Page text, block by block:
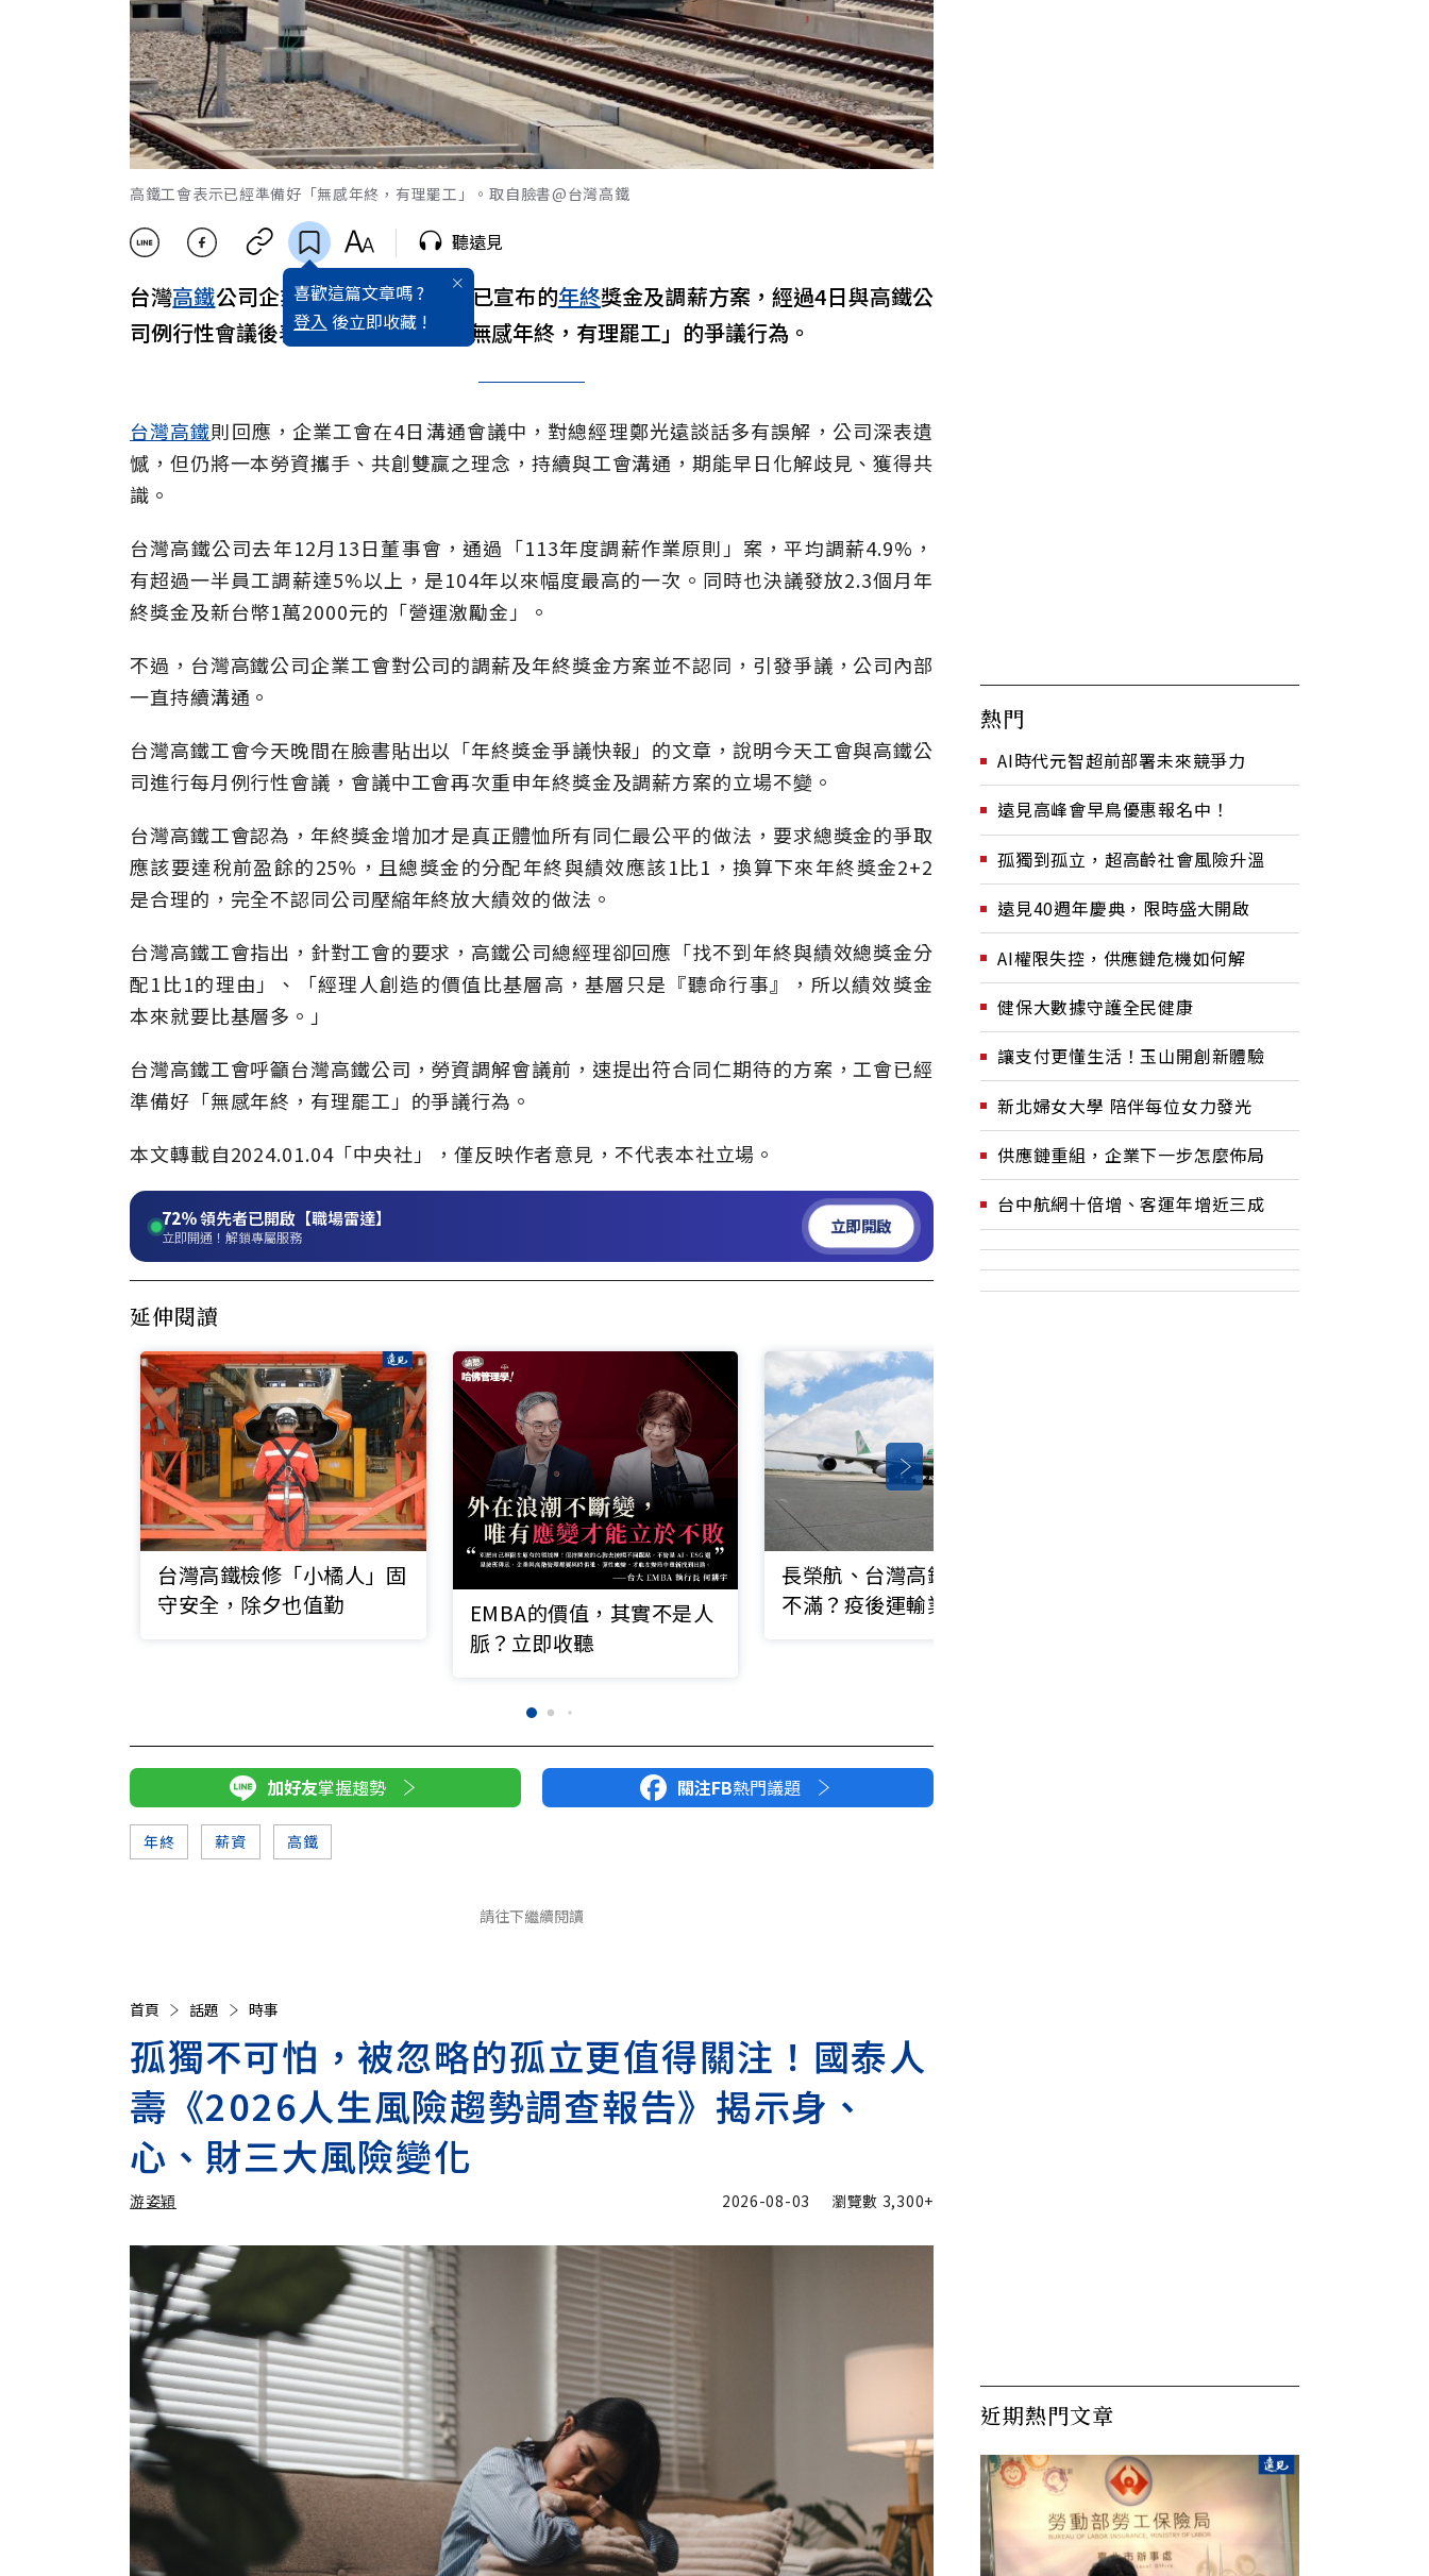
高鐵工會表示已經準備好「無感年終，有理罷工」。取自臉書@台灣高鐵
喜歡這篇文章嗎 ?
登入 後立即收藏 !
聽遠見
台灣高鐵公司企業工會不滿高鐵公司已宣布的年終獎金及調薪方案，經過4日與高鐵公
司例行性會議後表示，已經準備好「無感年終，有理罷工」的爭議行為。
台灣高鐵則回應，企業工會在4日溝通會議中，對總經理鄭光遠談話多有誤解，公司深表遺
憾，但仍將一本勞資攜手、共創雙贏之理念，持續與工會溝通，期能早日化解歧見、獲得共
識。
台灣高鐵公司去年12月13日董事會，通過「113年度調薪作業原則」案，平均調薪4.9%，
有超過一半員工調薪達5%以上，是104年以來幅度最高的一次。同時也決議發放2.3個月年
終獎金及新台幣1萬2000元的「營運激勵金」。
不過，台灣高鐵公司企業工會對公司的調薪及年終獎金方案並不認同，引發爭議，公司內部
一直持續溝通。
台灣高鐵工會今天晚間在臉書貼出以「年終獎金爭議快報」的文章，說明今天工會與高鐵公
司進行每月例行性會議，會議中工會再次重申年終獎金及調薪方案的立場不變。
台灣高鐵工會認為，年終獎金增加才是真正體恤所有同仁最公平的做法，要求總獎金的爭取
應該要達稅前盈餘的25%，且總獎金的分配年終與績效應該1比1，換算下來年終獎金2+2
是合理的，完全不認同公司壓縮年終放大績效的做法。
台灣高鐵工會指出，針對工會的要求，高鐵公司總經理卻回應「找不到年終與績效總獎金分
配1比1的理由」、「經理人創造的價值比基層高，基層只是『聽命行事』，所以績效獎金
本來就要比基層多。」
台灣高鐵工會呼籲台灣高鐵公司，勞資調解會議前，速提出符合同仁期待的方案，工會已經
準備好「無感年終，有理罷工」的爭議行為。
本文轉載自2024.01.04「中央社」，僅反映作者意見，不代表本社立場。
72%領先者已開啟【職場雷達】
立即開通！解鎖專屬服務
立即開啟
延伸閱讀
台灣高鐵檢修「小橘人」固
守安全，除夕也值勤
EMBA的價值，其實不是人
脈？立即收聽
長榮航、台灣高鐵員工為何
不滿？疫後運輸業績大發，
加好友掌握趨勢 關注FB熱門議題
年終 薪資 高鐵
請往下繼續閱讀
首頁 話題 時事
孤獨不可怕，被忽略的孤立更值得關注！國泰人
壽《2026人生風險趨勢調查報告》揭示身、
心、財三大風險變化
游姿穎
游姿穎 加入追蹤
2026-08-03 瀏覽數 3,300+
熱門
AI時代元智超前部署未來競爭力
遠見高峰會早鳥優惠報名中！
孤獨到孤立，超高齡社會風險升溫
遠見40週年慶典，限時盛大開啟
AI權限失控，供應鏈危機如何解
健保大數據守護全民健康
讓支付更懂生活！玉山開創新體驗
新北婦女大學 陪伴每位女力發光
供應鏈重組，企業下一步怎麼佈局
台中航網十倍增、客運年增近三成
近期熱門文章